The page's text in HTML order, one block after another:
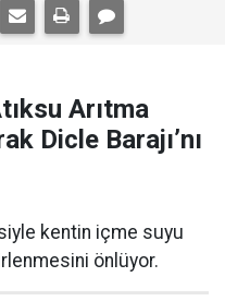
Arıtma
Dicle Barajı’nı
kentin içme suyu
önlüyor.